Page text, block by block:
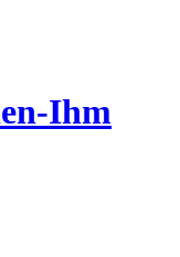
Ihm